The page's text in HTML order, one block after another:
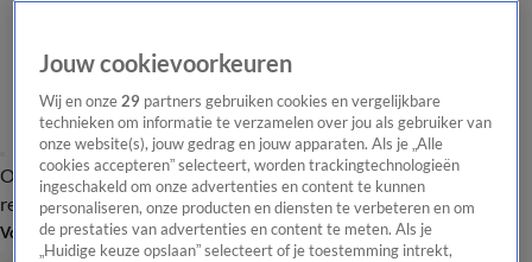
Overzicht Laatste nieuws Regionieuws Het beste van Hart
Tip de
redactie
Volg Hart van Nederland
Jouw cookievoorkeuren
Wij en onze29 partners gebruiken cookies en vergelijkbare
technieken om informatie te verzamelen over jou als gebruiker van
onze website(s), jouw gedrag en jouw apparaten. Als je „Alle
cookies accepteren” selecteert, worden trackingtechnologieën
ingeschakeld om onze advertenties en content te kunnen
personaliseren, onze producten en diensten te verbeteren en om
de prestaties van advertenties en content te meten. Als je
„Huidige keuze opslaan” selecteert of je toestemming intrekt,